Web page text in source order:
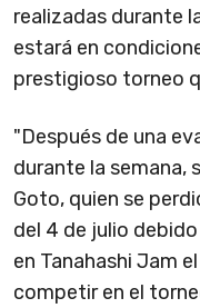
realizadas durante
estará en
prestigioso torneo
"Después de una
durante la semana,
Goto, quien se
del 4 de julio
en Tanahashi Jam
competir en el